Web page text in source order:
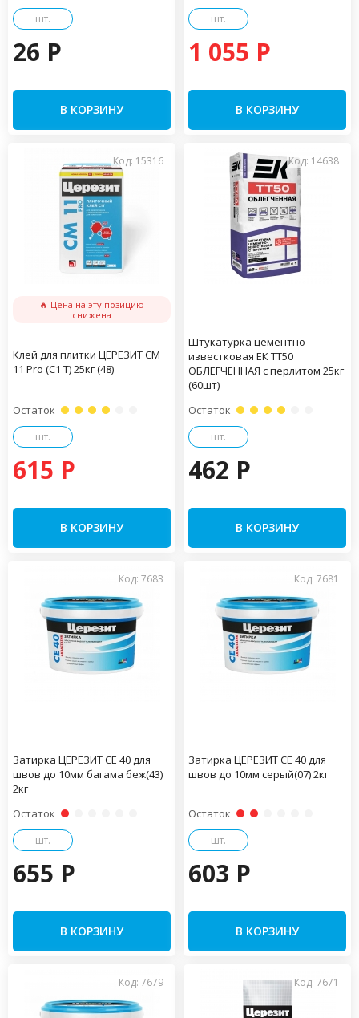
шт.
26 P
В КОРЗИНУ
шт.
1 055 P
В КОРЗИНУ
Код: 15316
🔥 Цена на эту позицию
снижена
Клей для плитки ЦЕРЕЗИТ CM
11 Pro (С1 Т) 25кг (48)
Остаток
шт.
615 P
В КОРЗИНУ
Код: 14638
Штукатурка цементно-
известковая ЕК TТ50
ОБЛЕГЧЕННАЯ с перлитом 25кг
(60шт)
Остаток
шт.
462 P
В КОРЗИНУ
Код: 7683
Затирка ЦЕРЕЗИТ CE 40 для
швов до 10мм багама беж(43)
2кг
Остаток
шт.
655 P
В КОРЗИНУ
Код: 7681
Затирка ЦЕРЕЗИТ CE 40 для
швов до 10мм серый(07) 2кг
Остаток
шт.
603 P
В КОРЗИНУ
Код: 7679 Код: 7671